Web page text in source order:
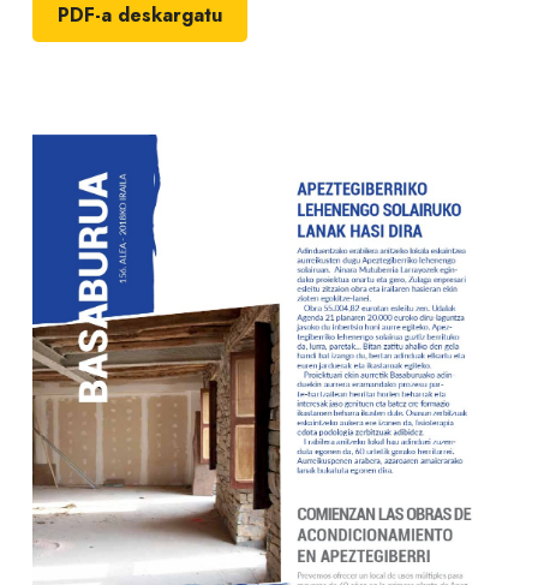
PDF-a deskargatu